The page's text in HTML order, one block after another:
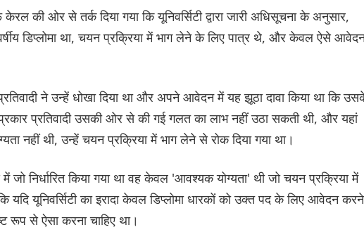
की ओर से तर्क दिया गया कि यूनिवर्सिटी द्वारा जारी अधिसूचना के अनुसार,
डिप्लोमा था, चयन प्रक्रिया में भाग लेने के लिए पात्र थे, और केवल ऐसे
ने उन्हें धोखा दिया था और अपने आवेदन में यह झूठा दावा किया था कि
प्रतिवादी उसकी ओर से की गई गलत का लाभ नहीं उठा सकती थी, और यहां
नहीं थी, उन्हें चयन प्रक्रिया में भाग लेने से रोक दिया गया था।
जो निर्धारित किया गया था वह केवल 'आवश्यक योग्यता' थी जो चयन प्रक्रिया में
यूनिवर्सिटी का इरादा केवल डिप्लोमा धारकों को उक्त पद के लिए आवेदन करने
रूप से ऐसा करना चाहिए था।